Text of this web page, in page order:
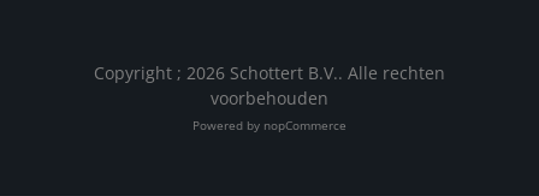
Copyright ; 2026 Schottert B.V.. Alle rechten
voorbehouden
Powered by nopCommerce